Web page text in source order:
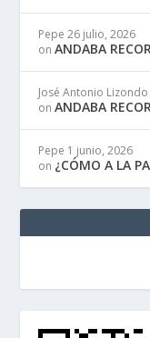
Pepe 26 julio, 2026
onANDABA
José Antonio Lizondo
onANDABA
Pepe 1 junio, 2026
on ¿CÓMO A LA